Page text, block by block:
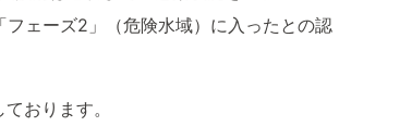
ェーズ2」（危険水域）に入ったとの認
おります。